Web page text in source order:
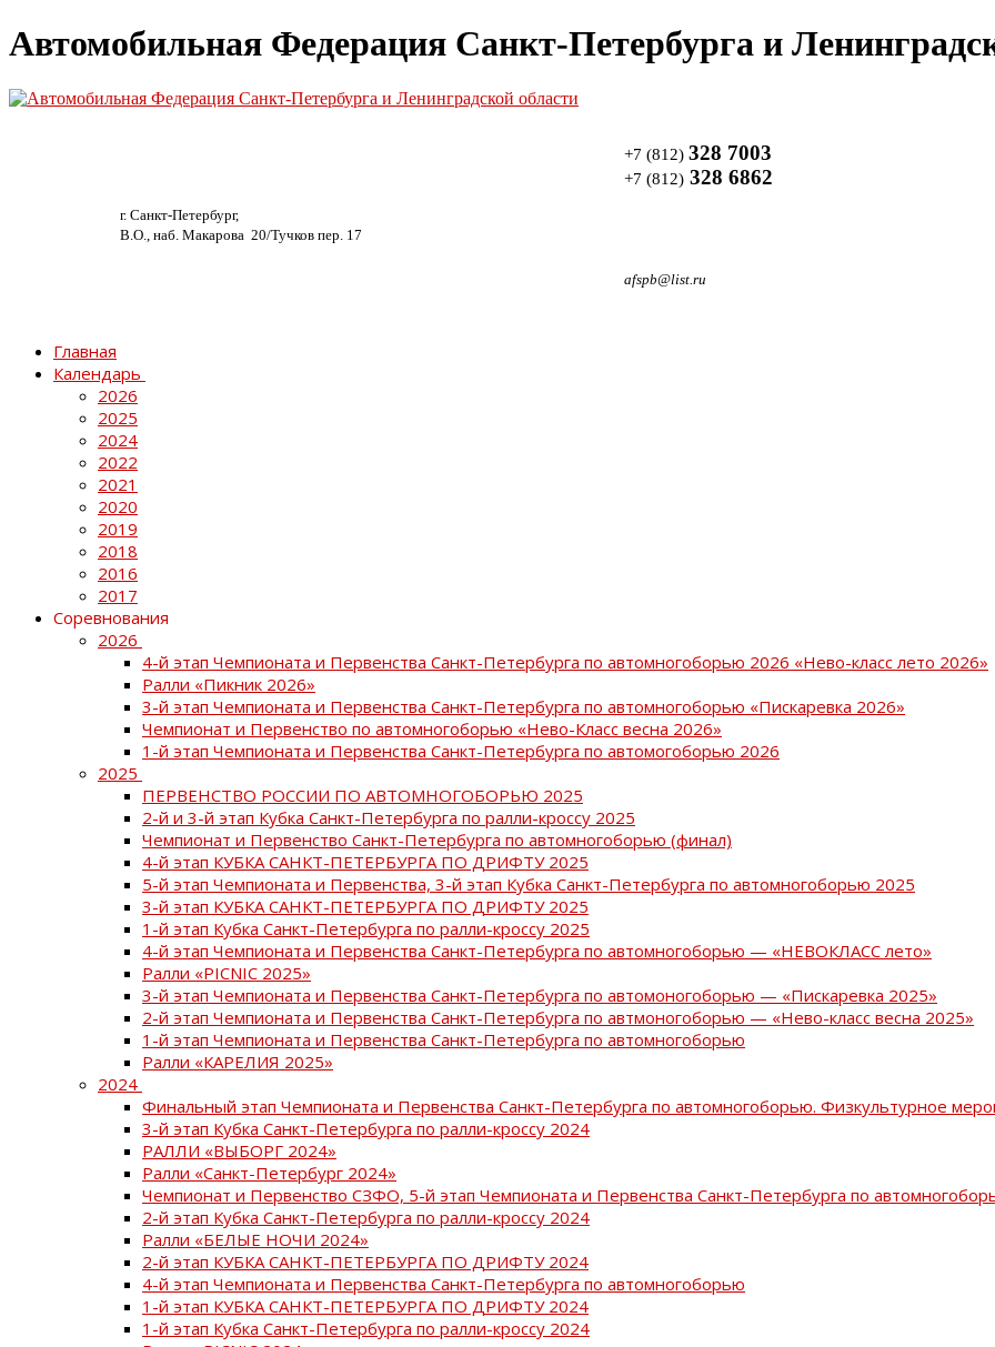
Автомобильная Федерация Санкт-Петербурга и
г. Санкт-Петербург,
В.О., наб. Макарова 20/Тучков пер. 17
+7 (812) 328 7003
+7 (812) 328 6862
afspb@list.ru
Главная
Календарь
2026
2025
2024
2022
2021
2020
2019
2018
2016
2017
Соревнования
2026
4-й этап Чемпионата и Первенства Санкт-Петербурга по автомногоборью 2026 «Нево-класс лето 2026»
Ралли «Пикник 2026»
3-й этап Чемпионата и Первенства Санкт-Петербурга по автомногоборью «Пискаревка 2026»
Чемпионат и Первенство по автомногоборью «Нево-Класс весна 2026»
1-й этап Чемпионата и Первенства Санкт-Петербурга по автомогоборью 2026
2025
ПЕРВЕНСТВО РОССИИ ПО АВТОМНОГОБОРЬЮ 2025
2-й и 3-й этап Кубка Санкт-Петербурга по ралли-кроссу 2025
Чемпионат и Первенство Санкт-Петербурга по автомногоборью (финал)
4-й этап КУБКА САНКТ-ПЕТЕРБУРГА ПО ДРИФТУ 2025
5-й этап Чемпионата и Первенства, 3-й этап Кубка Санкт-Петербурга по автомногоборью 2025
3-й этап КУБКА САНКТ-ПЕТЕРБУРГА ПО ДРИФТУ 2025
1-й этап Кубка Санкт-Петербурга по ралли-кроссу 2025
4-й этап Чемпионата и Первенства Санкт-Петербурга по автомногоборью — «НЕВОКЛАСС лето»
Ралли «PICNIC 2025»
3-й этап Чемпионата и Первенства Санкт-Петербурга по автомоногоборью — «Пискаревка 2025»
2-й этап Чемпионата и Первенства Санкт-Петербурга по автмоногоборью — «Нево-класс весна 2025»
1-й этап Чемпионата и Первенства Санкт-Петербурга по автомногоборью
Ралли «КАРЕЛИЯ 2025»
2024
Финальный этап Чемпионата и Первенства Санкт-Петербурга по автомногоборью. Физкультурное
3-й этап Кубка Санкт-Петербурга по ралли-кроссу 2024
РАЛЛИ «ВЫБОРГ 2024»
Ралли «Санкт-Петербург 2024»
Чемпионат и Первенство СЗФО, 5-й этап Чемпионата и Первенства Санкт-Петербурга по
2-й этап Кубка Санкт-Петербурга по ралли-кроссу 2024
Ралли «БЕЛЫЕ НОЧИ 2024»
2-й этап КУБКА САНКТ-ПЕТЕРБУРГА ПО ДРИФТУ 2024
4-й этап Чемпионата и Первенства Санкт-Петербурга по автомногоборью
1-й этап КУБКА САНКТ-ПЕТЕРБУРГА ПО ДРИФТУ 2024
1-й этап Кубка Санкт-Петербурга по ралли-кроссу 2024